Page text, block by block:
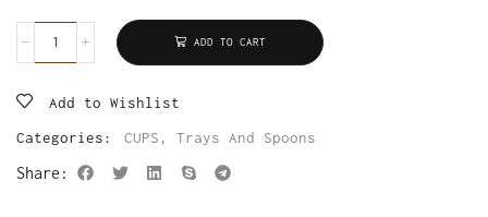
ADD TO CART
Add to Wishlist
Categories:
CUPS , Trays And Spoons
Share: